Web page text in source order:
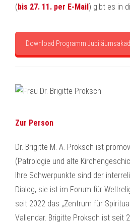
(bis 27. 11. per E-Mail) gibt es in
Download Programm
Zur Person
Dr. Brigitte M. A. Proksch ist
(Patrologie und alte
Ihre Schwerpunkte sind der
Dialog, sie ist im Forum für
seit 2022 das „Zentrum für
Vallendar. Brigitte Proksch ist seit